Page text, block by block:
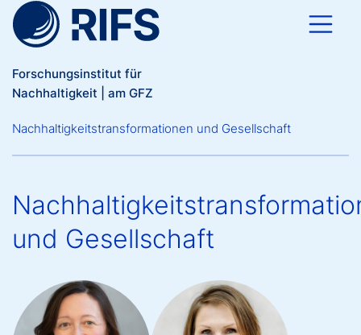
Direkt zum Inhalt
Forschungsinstitut für
Nachhaltigkeit | am GFZ
Breadcrumb
Nachhaltigkeitstransformationen und Gesellschaft
und Gesellschaft